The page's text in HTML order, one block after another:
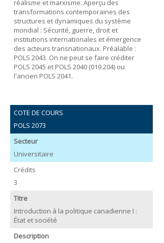
réalisme et marxisme. Aperçu des
transformations contemporaines des
structures et dynamiques du système
mondial : Sécurité, guerre, droit et
institutions internationales et émergence
des acteurs transnationaux. Préalable :
POLS 2043. On ne peut se faire créditer
POLS 2045 et POLS 2040 (019.204) ou
l'ancien POLS 2041.
COTE DE COURS
POLS 2073
Secteur
Universitaire
Crédits
3
Titre
Introduction à la politique canadienne I :
État et société
Description